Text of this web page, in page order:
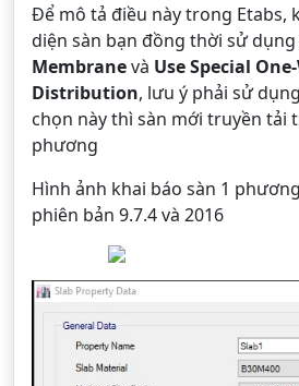
Để mô tả điều này trong Etabs,
diện sàn bạn đồng thời sử
Membranevà Use Special
Distribution, lưu ý phải sử
chọn này thì sàn mới truyền tải
phương
Hình ảnh khai báo sàn 1
phiên bản 9.7.4 và 2016